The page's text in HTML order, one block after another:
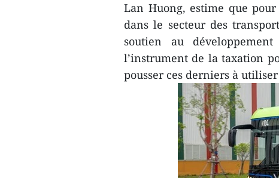
Lan Huong, estime que
dans le secteur des
soutien au
l’instrument de la taxation
pousser ces derniers à